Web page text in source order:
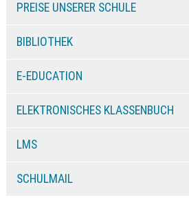
PREISE UNSERER SCHULE
BIBLIOTHEK
E-EDUCATION
ELEKTRONISCHES KLASSENBUCH
LMS
SCHULMAIL